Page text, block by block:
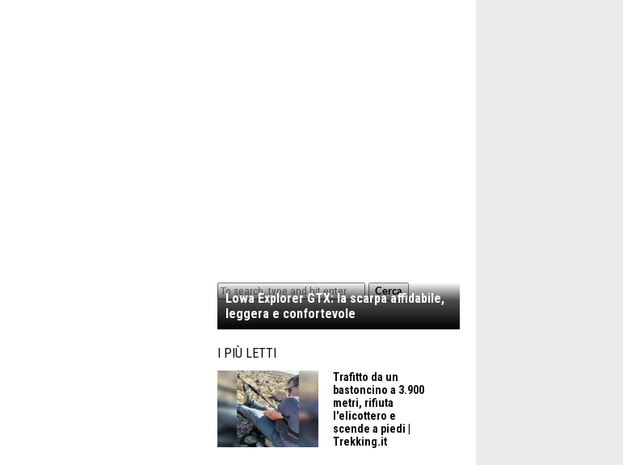
Cerca
Lowa Explorer GTX: la scarpa affidabile,
leggera e confortevole
I PIÙ LETTI
Trafitto da un
bastoncino a 3.900
metri, rifiuta
l'elicottero e
scende a piedi |
Trekking.it